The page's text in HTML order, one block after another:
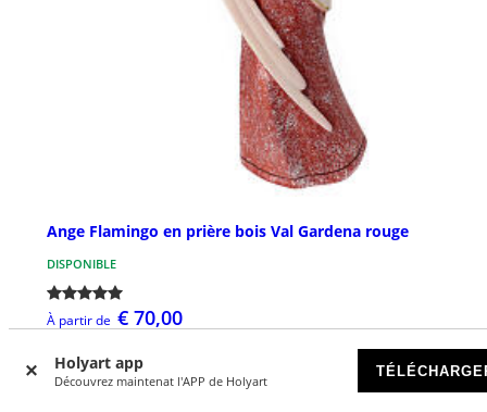
Holyart app
Découvrez maintenat l'APP de Holyart
Ange Flamingo en prière bois Val Gardena rouge
DISPONIBLE
À partir de € 70,00